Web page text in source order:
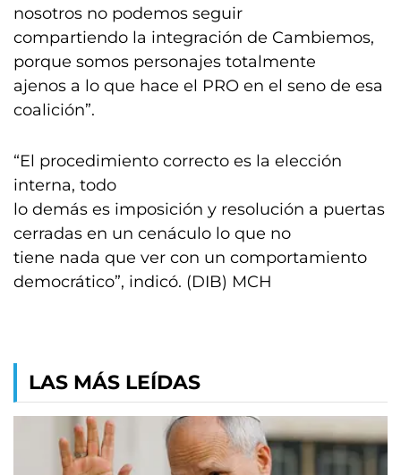
nosotros no podemos seguir
compartiendo la integración de Cambiemos,
porque somos personajes totalmente
ajenos a lo que hace el PRO en el seno de esa
coalición”.
“El procedimiento correcto es la elección
interna, todo
lo demás es imposición y resolución a puertas
cerradas en un cenáculo lo que no
tiene nada que ver con un comportamiento
democrático”, indicó. (DIB) MCH
LAS MÁS LEÍDAS